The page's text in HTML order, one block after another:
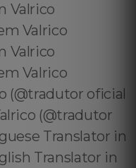
Valrico
Valrico
Valrico
Valrico
(@tradutor oficial
(@tradutor
Translator in
Translator in